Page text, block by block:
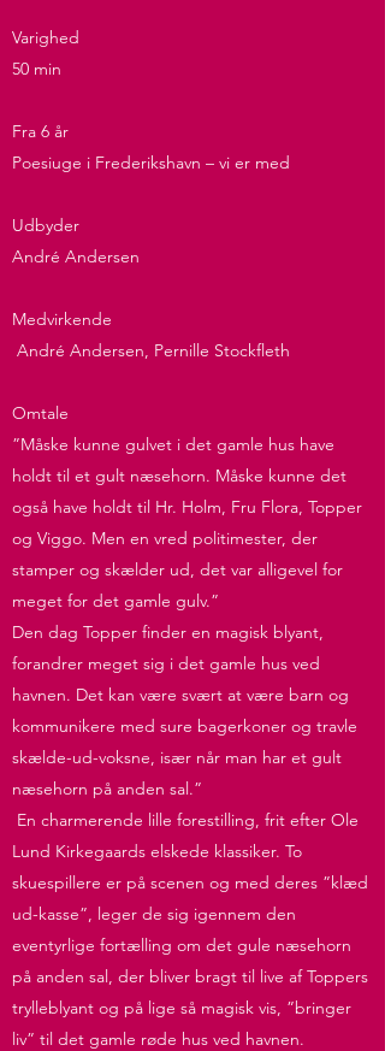
Varighed
50 min
Fra 6 år
Poesiuge i Frederikshavn – vi er med
Udbyder
André Andersen
Medvirkende
André Andersen, Pernille Stockfleth
Omtale
”Måske kunne gulvet i det gamle hus have
holdt til et gult næsehorn. Måske kunne det
også have holdt til Hr. Holm, Fru Flora, Topper
og Viggo. Men en vred politimester, der
stamper og skælder ud, det var alligevel for
meget for det gamle gulv.”
Den dag Topper finder en magisk blyant,
forandrer meget sig i det gamle hus ved
havnen. Det kan være svært at være barn og
kommunikere med sure bagerkoner og travle
skælde-ud-voksne, især når man har et gult
næsehorn på anden sal.”
En charmerende lille forestilling, frit efter Ole
Lund Kirkegaards elskede klassiker. To
skuespillere er på scenen og med deres ”klæd
ud-kasse”, leger de sig igennem den
eventyrlige fortælling om det gule næsehorn
på anden sal, der bliver bragt til live af Toppers
trylleblyant og på lige så magisk vis, ”bringer
liv” til det gamle røde hus ved havnen.